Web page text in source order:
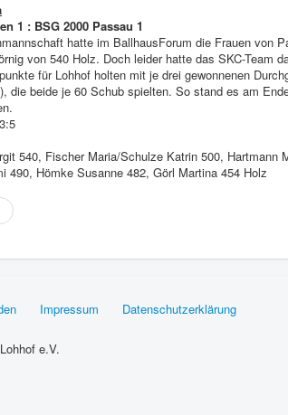
1 : BSG 2000 Passau 1
hatte im BallhausForum die Frauen von
von 540 Holz. Doch leider hatte das SKC-Team
für Lohhof holten mit je drei gewonnenen
die beide je 60 Schub spielten. So stand es am
540, Fischer Maria/Schulze Katrin 500, Hartmann
490, Hömke Susanne 482, Görl Martina 454 Holz
Impressum Datenschutzerklärung
e.V.